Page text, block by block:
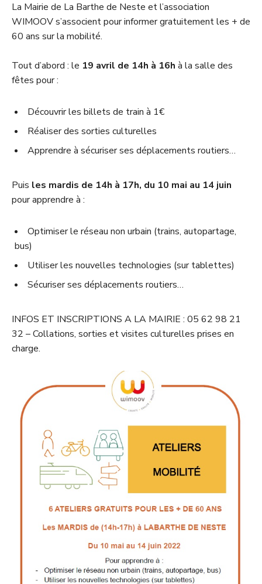
La Mairie de La Barthe de Neste et l’association
WIMOOV s’associent pour informer gratuitement les + de
60 ans sur la mobilité.
Tout d’abord : le 19 avril de 14h à 16h à la salle des
fêtes pour :
Découvrir les billets de train à 1€
Réaliser des sorties culturelles
Apprendre à sécuriser ses déplacements routiers…
Puis les mardis de 14h à 17h, du 10 mai au 14 juin
pour apprendre à :
Optimiser le réseau non urbain (trains, autopartage,
bus)
Utiliser les nouvelles technologies (sur tablettes)
Sécuriser ses déplacements routiers…
INFOS ET INSCRIPTIONS A LA MAIRIE : 05 62 98 21
32 – Collations, sorties et visites culturelles prises en
charge.